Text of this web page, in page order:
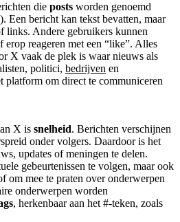
die posts worden genoemd
). Een bericht kan tekst bevatten, maar
links. Andere gebruikers kunnen
erop reageren met een “like”. Alles
X vaak de plek is waar nieuws als
politici, bedrijven en
platform om direct te communiceren
X is snelheid. Berichten verschijnen
onder volgers. Daardoor is het
updates of meningen te delen.
gebeurtenissen te volgen, maar ook
om mee te praten over onderwerpen
onderwerpen worden
, herkenbaar aan het #-teken, zoals